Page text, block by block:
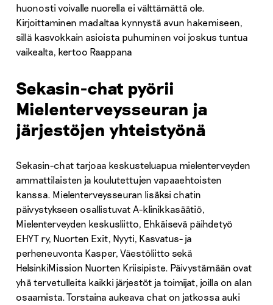
huonosti voivalle nuorella ei välttämättä ole.
Kirjoittaminen madaltaa kynnystä avun hakemiseen,
sillä kasvokkain asioista puhuminen voi joskus tuntua
vaikealta, kertoo Raappana
Sekasin-chat pyörii
Mielenterveysseuran ja
järjestöjen yhteistyönä
Sekasin-chat tarjoaa keskusteluapua mielenterveyden
ammattilaisten ja koulutettujen vapaaehtoisten
kanssa. Mielenterveysseuran lisäksi chatin
päivystykseen osallistuvat A-klinikkasäätiö,
Mielenterveyden keskusliitto, Ehkäisevä päihdetyö
EHYT ry, Nuorten Exit, Nyyti, Kasvatus- ja
perheneuvonta Kasper, Väestöliitto sekä
HelsinkiMission Nuorten Kriisipiste. Päivystämään ovat
yhä tervetulleita kaikki järjestöt ja toimijat, joilla on alan
osaamista. Torstaina aukeava chat on jatkossa auki